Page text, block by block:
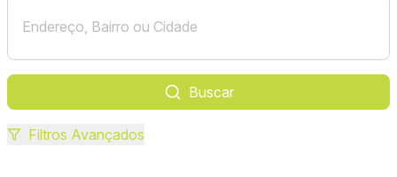
Buscar
Filtros Avançados